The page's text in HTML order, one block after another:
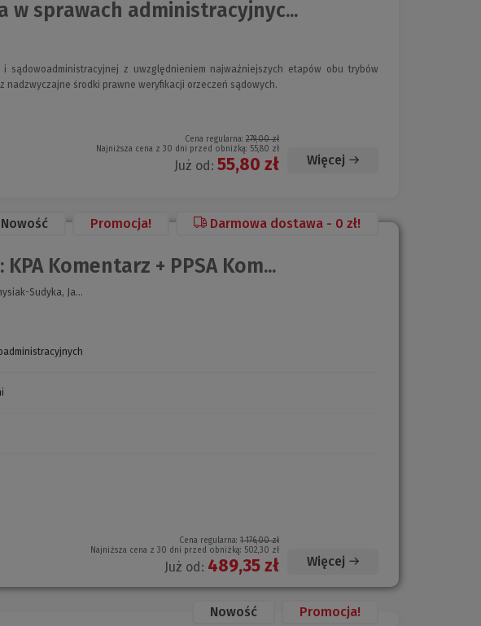
w sprawach administracyjnyc...
sądowoadministracyjnej z uwzględnieniem najważniejszych etapów obu trybów
nadzwyczajne środki prawne weryfikacji orzeczeń sądowych.
Cena regularna: 279,00 zł
Najniższa cena z 30 dni przed obniżką: 55,80 zł
Już od: 55,80 zł Więcej
Nowość Promocja! Darmowa dostawa - 0 zł!
Komentarz + PPSA Kom...
Sudyka, Ja...
Cena regularna: 1 176,00 zł
Najniższa cena z 30 dni przed obniżką: 502,30 zł
Już od: 489,35 zł Więcej
Nowość Promocja!